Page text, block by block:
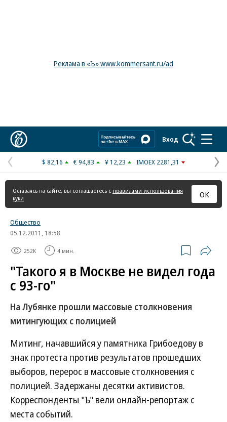
Реклама в «Ъ» www.kommersant.ru/ad
Вход
Предыдущая
страница
$ 82,16 € 94,83 ¥ 12,23 IMOEX 2281,31
Оставаясь на сайте, вы соглашаетесь с правилами использования
куки
ОК
Общество
05.12.2011, 18:58
252K 4 мин.
"Такого я в Москве не видел года
с 93-го"
На Лубянке прошли массовые столкновения
митингующих с полицией
Митинг, начавшийся у памятника Грибоедову в
знак протеста против результатов прошедших
выборов, перерос в массовые столкновения с
полицией. Задержаны десятки активистов.
Корреспонденты "Ъ" вели онлайн-репортаж с
места событий.